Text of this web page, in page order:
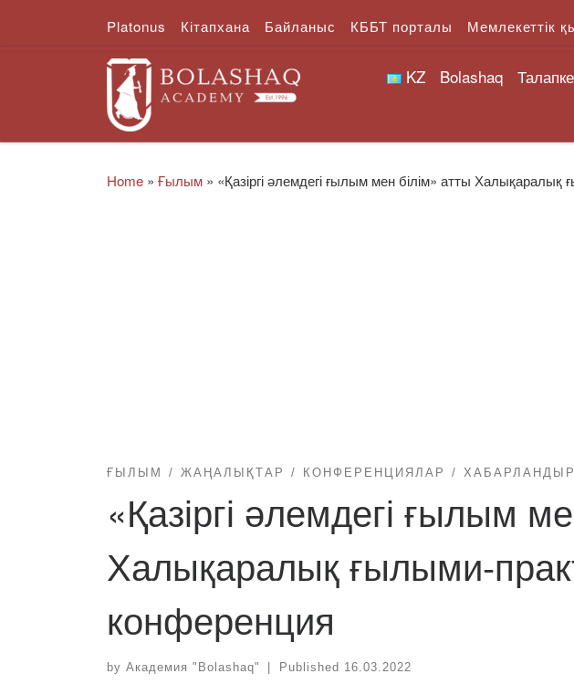
Skip to contentPlatonus Кітапхана Байланыс КББТ порталы Мемлекеттік
KZ Bolashaq
Home » Ғылым » «Қазіргі әлемдегі ғылым мен білім» атты
ҒЫЛЫМ ЖАҢАЛЫҚТАР КОНФЕРЕНЦИЯЛАР
«Қазіргі әлемдегі ғылым
Халықаралық ғылыми-
конференция
by Академия "Bolashaq" Published 16.03.2022